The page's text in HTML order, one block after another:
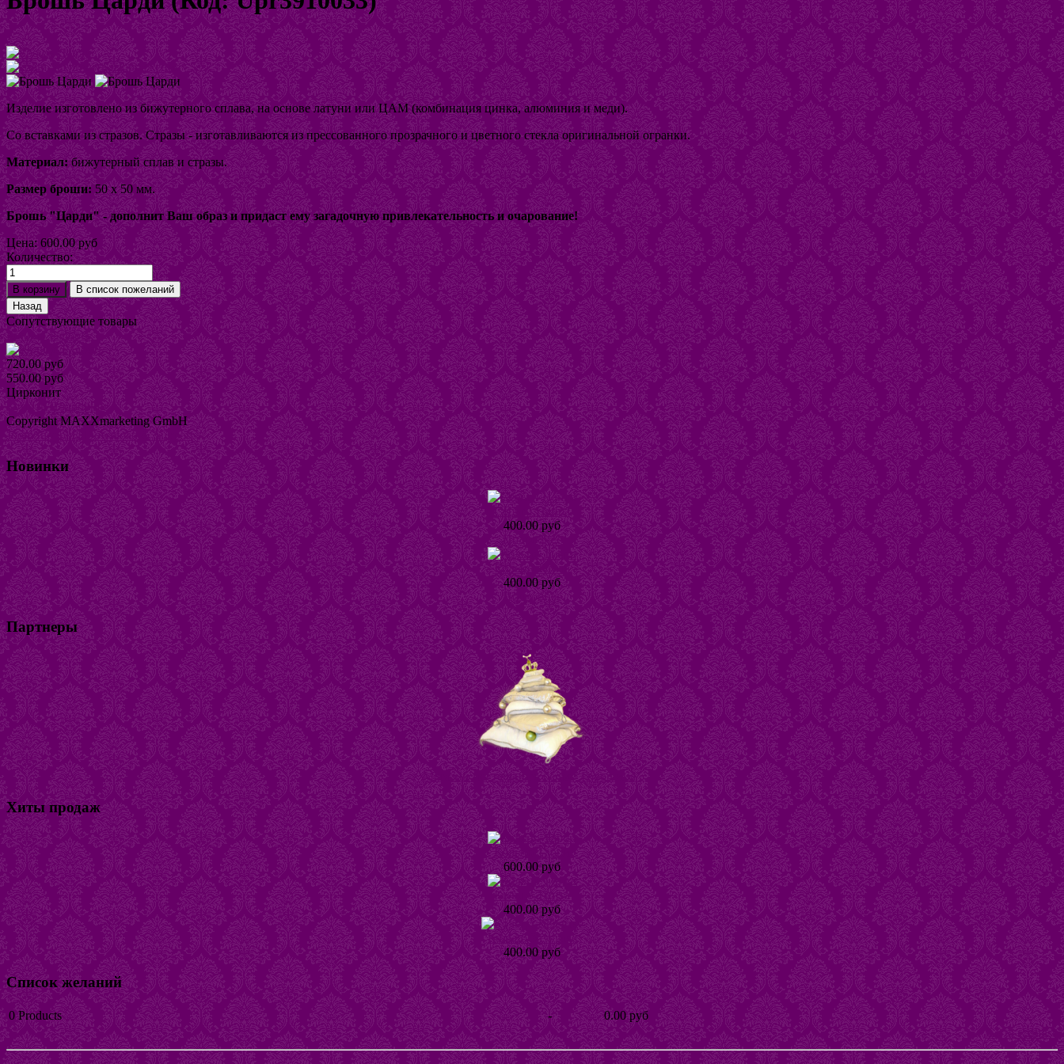
Изделие изготовлено из бижутерного сплава, на основе латуни или ЦАМ (комбинация цинка, алюминия и меди).
Со вставками из стразов. Стразы - изготавливаются из прессованного прозрачного и цветного стекла оригинальной огранки.
Материал: бижутерный сплав и стразы.
Размер броши: 50 х 50 мм.
Брошь "Царди" - дополнит Ваш образ и придаст ему загадочную привлекательность и очарование!
Цена: 600.00 руб
Количество:
Сопутствующие товары
720.00 руб
550.00 руб
Цирконит
Copyright MAXXmarketing GmbH
Новинки
400.00 руб
400.00 руб
Партнеры
Хиты продаж
600.00 руб
400.00 руб
400.00 руб
Список желаний
0 Products -
0.00 руб